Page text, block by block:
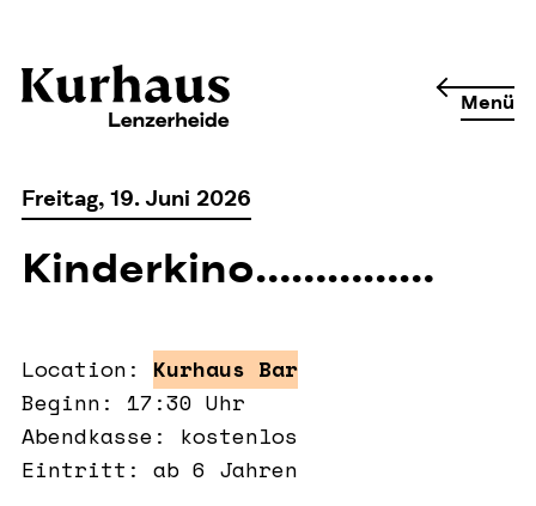
Menü
Freitag, 19. Juni 2026
Kinderkino……………
Location: Kurhaus Bar
Beginn: 17:30 Uhr
Abendkasse: kostenlos
Eintritt: ab 6 Jahren